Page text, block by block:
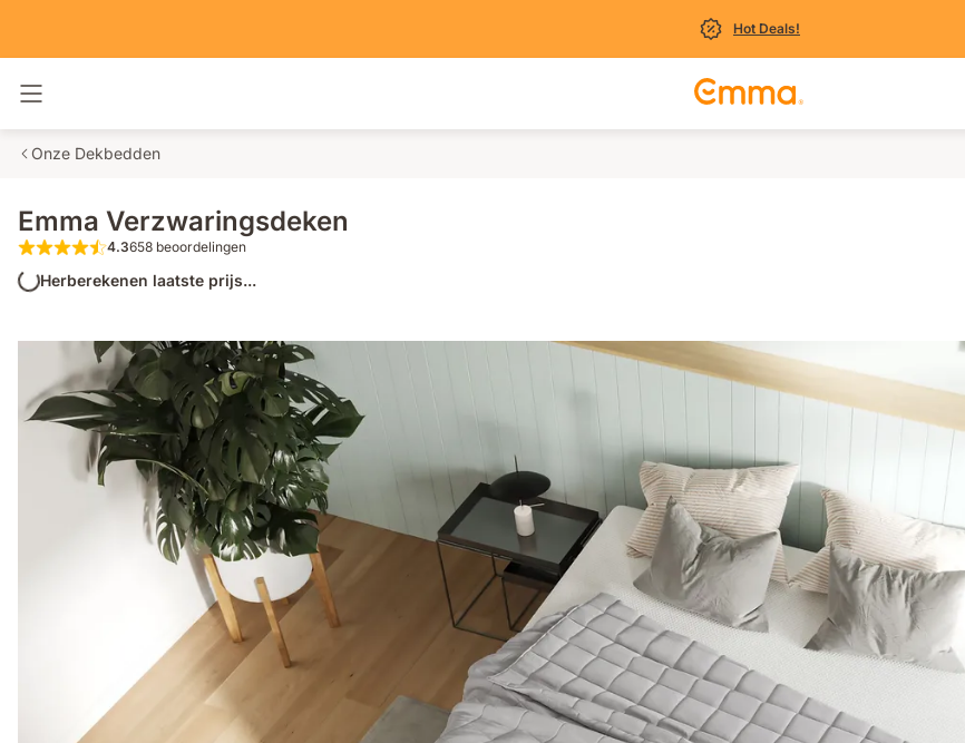
Hot Deals!
Onze Dekbedden
Emma Verzwaringsdeken
4.3 van de 5 sterren 658 beoordelingen
4.3658 beoordelingen
Herberekenen laatste prijs...